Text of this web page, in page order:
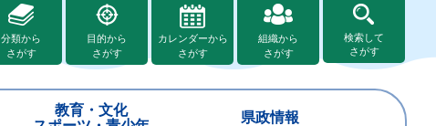
分類から
さがす
目的から
さがす
カレンダーから
さがす
組織から
さがす
検索して
さがす
教育・文化
県政情報